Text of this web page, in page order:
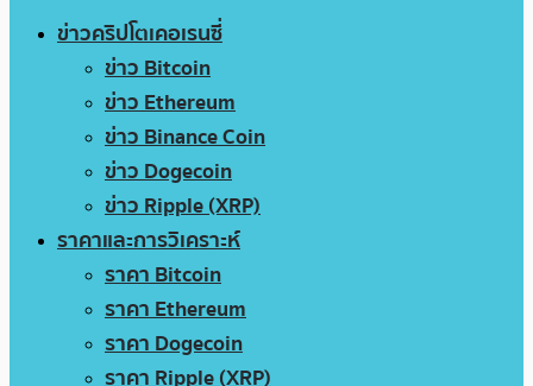
ข่าวคริปโตเคอเรนซี่
ข่าว Bitcoin
ข่าว Ethereum
ข่าว Binance Coin
ข่าว Dogecoin
ข่าว Ripple (XRP)
ราคาและการวิเคราะห์
ราคา Bitcoin
ราคา Ethereum
ราคา Dogecoin
ราคา Ripple (XRP)